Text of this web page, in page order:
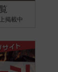
掲載中